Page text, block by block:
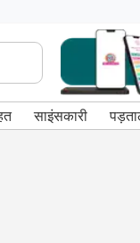
साइंसकारी